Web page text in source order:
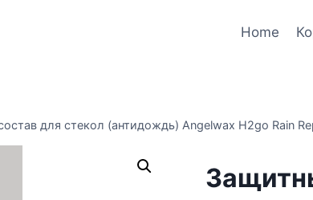
Home
для стекол (антидождь) Angelwax H2go Rain